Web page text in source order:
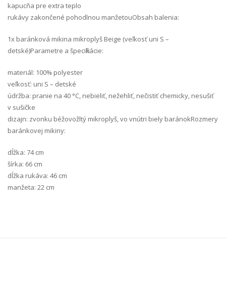
kapucňa pre extra teplo
rukávy zakončené pohodlnou manžetouObsah balenia:
1x baránková mikina mikroplyš Beige (veľkosť uni S –
detské)Parametre a špecifikácie:
materiál: 100% polyester
veľkosť: uni S – detské
údržba: pranie na 40 °C, nebieliť, nežehliť, nečistiť chemicky, nesušiť
v sušičke
dizajn: zvonku béžovožltý mikroplyš, vo vnútri biely baránokRozmery
baránkovej mikiny:
dĺžka: 74 cm
šírka: 66 cm
dĺžka rukáva: 46 cm
manžeta: 22 cm